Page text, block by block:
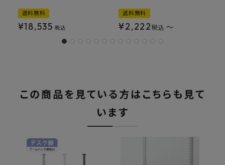
送料無料
¥18,535 税込
送料無料
¥2,222 税込 〜
この商品を見ている方はこちらも見て
います